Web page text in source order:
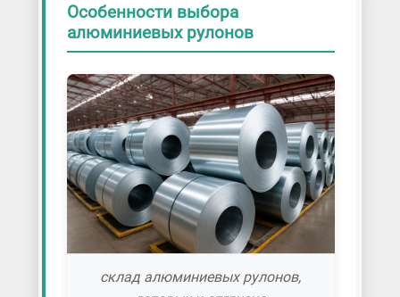
Особенности выбора
алюминиевых рулонов
склад алюминиевых рулонов,